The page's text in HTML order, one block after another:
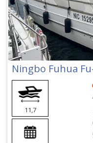
Ningbo Fuhua
11,7